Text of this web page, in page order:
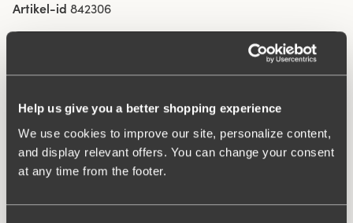
Help us give you a better shopping experience
We use cookies to improve our site, personalize content,
and display relevant offers. You can change your consent
at any time from the footer.
Artikel-id 842306